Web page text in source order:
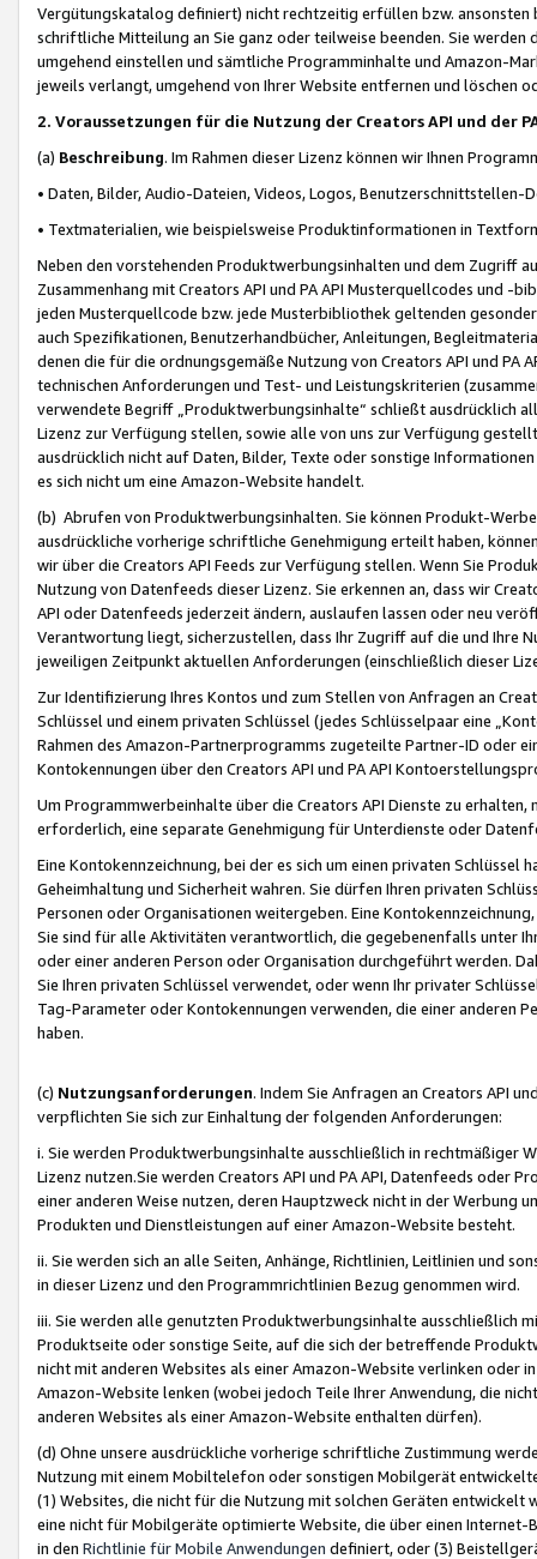
Vergütungskatalog definiert) nicht rechtzeitig erfüllen bzw. ansonsten
schriftliche Mitteilung an Sie ganz oder teilweise beenden. Sie werden
umgehend einstellen und sämtliche Programminhalte und Amazon-
jeweils verlangt, umgehend von Ihrer Website entfernen und löschen
2. Voraussetzungen für die Nutzung der Creators API und der
(a) Beschreibung. Im Rahmen dieser Lizenz können wir Ihnen
• Daten, Bilder, Audio-Dateien, Videos, Logos, Benutzerschnittstellen-
• Textmaterialien, wie beispielsweise Produktinformationen in
Neben den vorstehenden Produktwerbungsinhalten und dem Zugriff
Zusammenhang mit Creators API und PA API Musterquellcodes und
jeden Musterquellcode bzw. jede Musterbibliothek geltenden
auch Spezifikationen, Benutzerhandbücher, Anleitungen,
denen die für die ordnungsgemäße Nutzung von Creators API und PA
technischen Anforderungen und Test- und Leistungskriterien
verwendete Begriff „Produktwerbungsinhalte“ schließt ausdrücklich
Lizenz zur Verfügung stellen, sowie alle von uns zur Verfügung
ausdrücklich nicht auf Daten, Bilder, Texte oder sonstige
es sich nicht um eine Amazon-Website handelt.
(b) Abrufen von Produktwerbungsinhalten. Sie können Produkt-
ausdrückliche vorherige schriftliche Genehmigung erteilt haben,
wir über die Creators API Feeds zur Verfügung stellen. Wenn Sie
Nutzung von Datenfeeds dieser Lizenz. Sie erkennen an, dass wir
API oder Datenfeeds jederzeit ändern, auslaufen lassen oder neu
Verantwortung liegt, sicherzustellen, dass Ihr Zugriff auf die und Ihre
jeweiligen Zeitpunkt aktuellen Anforderungen (einschließlich dieser
Zur Identifizierung Ihres Kontos und zum Stellen von Anfragen an
Schlüssel und einem privaten Schlüssel (jedes Schlüsselpaar eine
Rahmen des Amazon-Partnerprogramms zugeteilte Partner-ID oder
Kontokennungen über den Creators API und PA API
Um Programmwerbeinhalte über die Creators API Dienste zu
erforderlich, eine separate Genehmigung für Unterdienste oder
Eine Kontokennzeichnung, bei der es sich um einen privaten
Geheimhaltung und Sicherheit wahren. Sie dürfen Ihren privaten
Personen oder Organisationen weitergeben. Eine
Sie sind für alle Aktivitäten verantwortlich, die gegebenenfalls unter
oder einer anderen Person oder Organisation durchgeführt werden.
Sie Ihren privaten Schlüssel verwendet, oder wenn Ihr privater
Tag-Parameter oder Kontokennungen verwenden, die einer anderen
haben.
(c) Nutzungsanforderungen. Indem Sie Anfragen an Creators API
verpflichten Sie sich zur Einhaltung der folgenden Anforderungen:
i. Sie werden Produktwerbungsinhalte ausschließlich in rechtmäßiger
Lizenz nutzen.Sie werden Creators API und PA API, Datenfeeds oder
einer anderen Weise nutzen, deren Hauptzweck nicht in der Werbung
Produkten und Dienstleistungen auf einer Amazon-Website besteht.
ii. Sie werden sich an alle Seiten, Anhänge, Richtlinien, Leitlinien und
in dieser Lizenz und den Programmrichtlinien Bezug genommen wird.
iii. Sie werden alle genutzten Produktwerbungsinhalte ausschließlich
Produktseite oder sonstige Seite, auf die sich der betreffende
nicht mit anderen Websites als einer Amazon-Website verlinken oder
Amazon-Website lenken (wobei jedoch Teile Ihrer Anwendung, die
anderen Websites als einer Amazon-Website enthalten dürfen).
(d) Ohne unsere ausdrückliche vorherige schriftliche Zustimmung
Nutzung mit einem Mobiltelefon oder sonstigen Mobilgerät
(1) Websites, die nicht für die Nutzung mit solchen Geräten
eine nicht für Mobilgeräte optimierte Website, die über einen
in den Richtlinie für Mobile Anwendungen definiert, oder (3)